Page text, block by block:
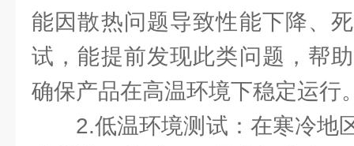
能因散热问题导致性能下降、
试，能提前发现此类问题，帮
确保产品在高温环境下稳定运行
2.低温环境测试：在寒冷地